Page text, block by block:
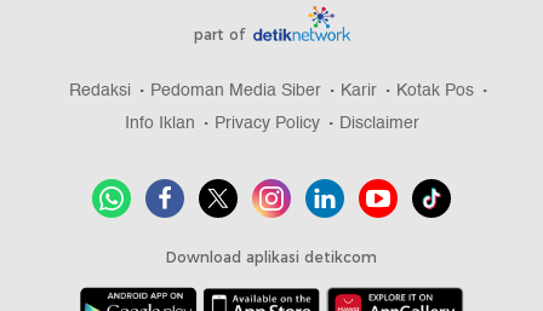
part of
Redaksi Pedoman Media Siber Karir
Kotak Pos
Info Iklan
Privacy Policy Disclaimer
Download aplikasi detikcom